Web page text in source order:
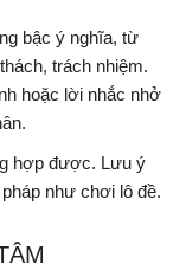
bậc ý nghĩa, từ
trách nhiệm.
hoặc lời nhắc nhở
hợp được. Lưu ý
như chơi lô đề.